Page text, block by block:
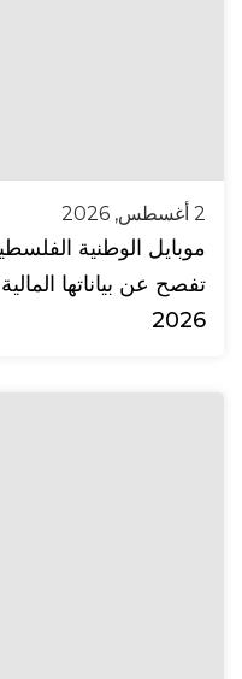
2 أغسطس, 2026
تفصح عن بياناتها
2026